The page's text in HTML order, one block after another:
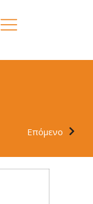
Επόμενο